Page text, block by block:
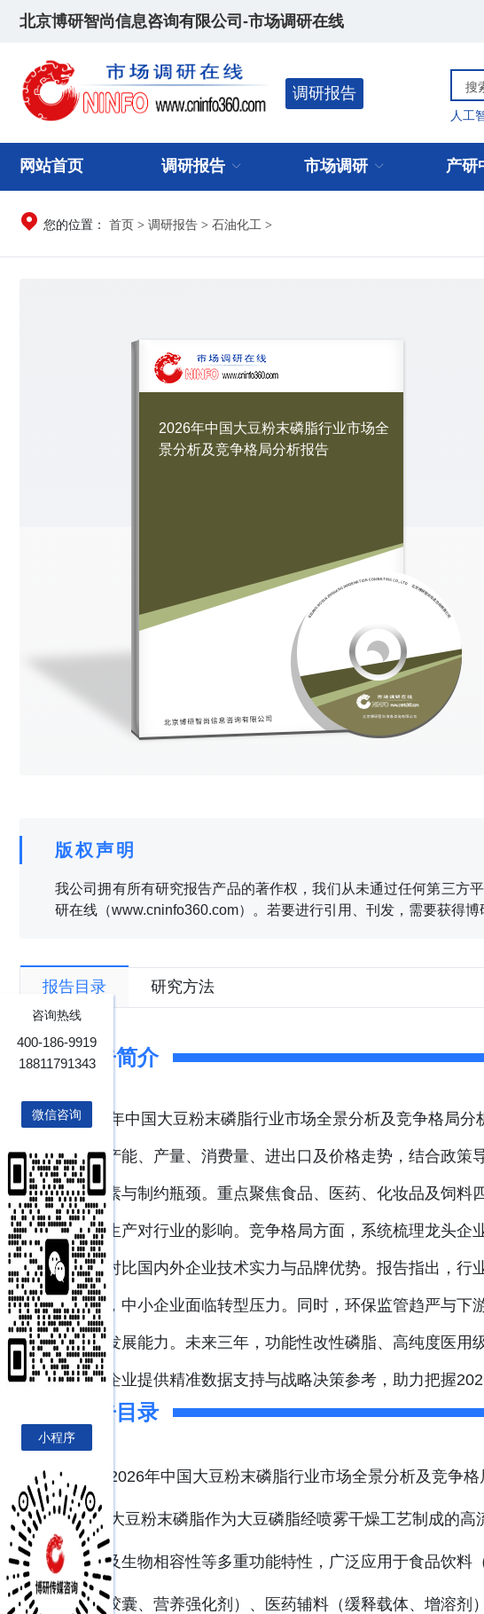
北京博研智尚信息咨询有限公司-市场调研在线
调研报告
搜
人工
网站首页 调研报告 市场调研 产研
您的位置： 首页 > 调研报告 > 石油化工 >
2026年中国大豆粉末磷脂行业市场全
景分析及竞争格局分析报告
版权声明
我公司拥有所有研究报告产品的著作权，我们从未通过任何第三方
研在线（www.cninfo360.com）。若要进行引用、刊发，需要获得博
报告目录 研究方法
报告简介
2026年中国大豆粉末磷脂行业市场全景分析及竞争格局
涵盖产能、产量、消费量、进出口及价格走势，结合政策
动因素与制约瓶颈。重点聚焦食品、医药、化妆品及饲料
绿色生产对行业的影响。竞争格局方面，系统梳理龙头企
态，对比国内外企业技术实力与品牌优势。报告指出，行
整合，中小企业面临转型压力。同时，环保监管趋严与下
持续发展能力。未来三年，功能性改性磷脂、高纯度医用
下游企业提供精准数据支持与战略决策参考，助力把握
报告目录
2026年中国大豆粉末磷脂行业市场全景分析及竞争
大豆粉末磷脂作为大豆磷脂经喷雾干燥工艺制成的
化性及生物相容性等多重功能特性，广泛应用于食品饮
（软胶囊、营养强化剂）、医药辅料（缓释载体、增溶剂
咨询热线
400-186-9919
18811791343
微信咨询
小程序